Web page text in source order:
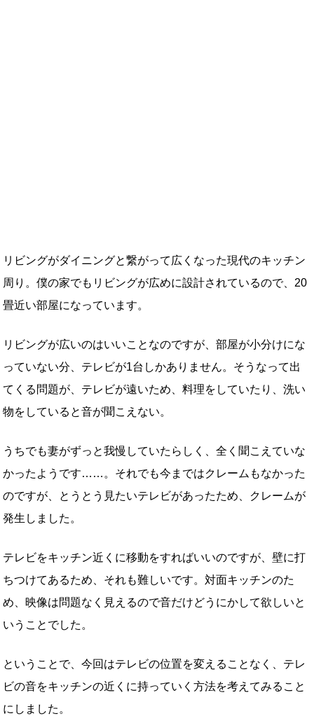
リビングがダイニングと繋がって広くなった現代のキッチン
周り。僕の家でもリビングが広めに設計されているので、20
畳近い部屋になっています。
リビングが広いのはいいことなのですが、部屋が小分けにな
っていない分、テレビが1台しかありません。そうなって出
てくる問題が、テレビが遠いため、料理をしていたり、洗い
物をしていると音が聞こえない。
うちでも妻がずっと我慢していたらしく、全く聞こえていな
かったようです……。それでも今まではクレームもなかった
のですが、とうとう見たいテレビがあったため、クレームが
発生しました。
テレビをキッチン近くに移動をすればいいのですが、壁に打
ちつけてあるため、それも難しいです。対面キッチンのた
め、映像は問題なく見えるので音だけどうにかして欲しいと
いうことでした。
ということで、今回はテレビの位置を変えることなく、テレ
ビの音をキッチンの近くに持っていく方法を考えてみること
にしました。